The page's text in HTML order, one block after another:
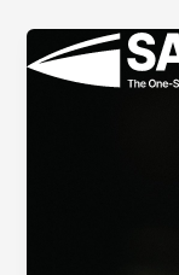
contenuto
articoli